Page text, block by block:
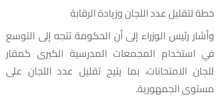
خطة لتقليل عدد اللجان وزيادة الرقابة
وأشار رئيس الوزراء إلى أن الحكومة تتجه إلى التوسع
في استخدام المجمعات المدرسية الكبرى كمقار
للجان الامتحانات، بما يتيح تقليل عدد اللجان على
مستوى الجمهورية.